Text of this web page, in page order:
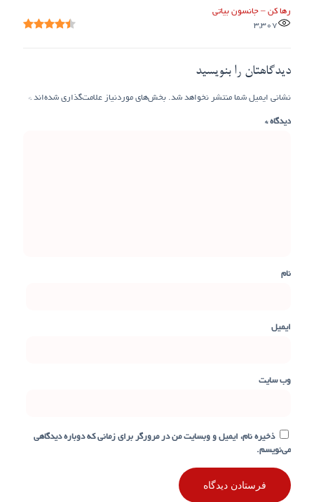
رها کن – جانسون بیاتی
3,307
دیدگاهتان را بنویسید
نشانی ایمیل شما منتشر نخواهد شد. بخش‌های موردنیاز علامت‌گذاری شده‌اند *
دیدگاه*
نام
ایمیل
وب‌ سایت
ذخیره نام، ایمیل و وبسایت من در مرورگر برای زمانی که دوباره دیدگاهی
می‌نویسم.